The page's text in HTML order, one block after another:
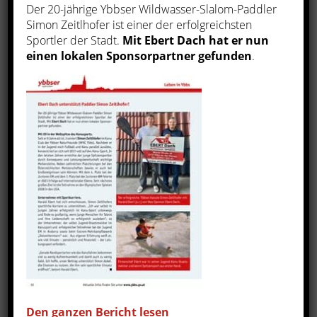
Ebert Dach GmbH
ebertdach
Jan 4, 2022
1
Ebert Dach GmbH
ebertdach
Sept 12, 2021
Team building💪💪💪
unsere Arbeiten aus
anderer Perspektive 🤘🤘
🤘
Ebert Dach GmbH
FACEBOOK
Neue Baustelle im
Herzen von Ybbs/Donau.
Sept 13, 2019
FACEBOOK
Der 20-jährige Ybbser Wildwasser-Slalom-Paddler
Simon Zeitlhofer ist einer der erfolgreichsten
Sportler der Stadt. Mit Ebert Dach hat er nun
einen lokalen Sponsorpartner gefunden.
Den ganzen Bericht lesen